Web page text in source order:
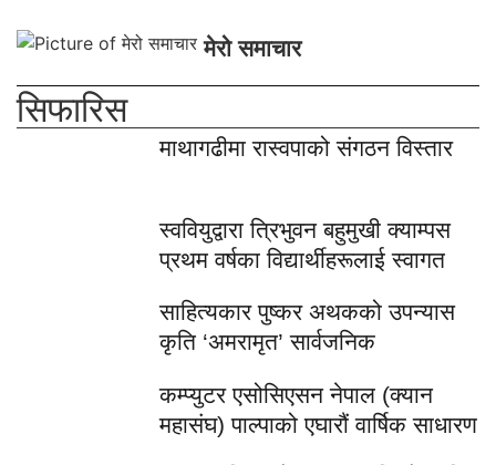
मेरो समाचार
सिफारिस
माथागढीमा रास्वपाको संगठन विस्तार
स्ववियुद्वारा त्रिभुवन बहुमुखी क्याम्पस
प्रथम वर्षका विद्यार्थीहरूलाई स्वागत
साहित्यकार पुष्कर अथकको उपन्यास
कृति ‘अमरामृत’ सार्वजनिक
कम्प्युटर एसोसिएसन नेपाल (क्यान
महासंघ) पाल्पाको एघारौं वार्षिक साधारण